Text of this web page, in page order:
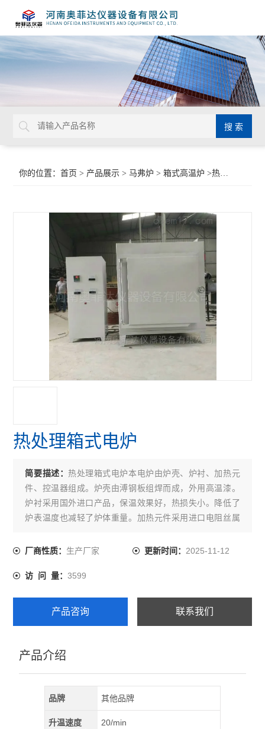
你的位置：首页 > 产品展示 >马弗炉 >箱式高温炉 >热处理箱式电炉
热处理箱式电炉
简要描述：热处理箱式电炉本电炉由炉壳、炉衬、加热元
件、控温器组成。炉壳由溥钢板组焊而成，外用高温漆。
炉衬采用国外进口产品，保温效果好，热损失小。降低了
炉表温度也减轻了炉体重量。加热元件采用进口电阻丝属
大降低，达到了节能的效果。
厂商性质： 生产厂家 更新时间： 2025-11-12
访 问 量：3599
产品咨询 联系我们
产品介绍
品牌 其他品牌
升温速度
20/min